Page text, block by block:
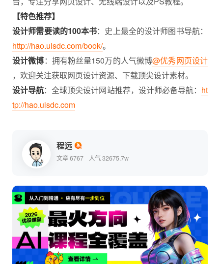
【特色推荐】
设计师需要读的100本书：史上最全的设计师图书导航：
http://hao.uisdc.com/book/。
设计微博：拥有粉丝量150万的人气微博@优秀网页设计
，欢迎关注获取网页设计资源、下载顶尖设计素材。
设计导航：全球顶尖设计网站推荐，设计师必备导航： ht
tp://hao.uisdc.com
程远
文章 6767 人气 32675.7w